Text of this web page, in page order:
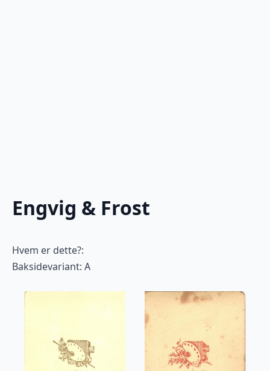
Engvig & Frost
Hvem er dette?:
Baksidevariant: A